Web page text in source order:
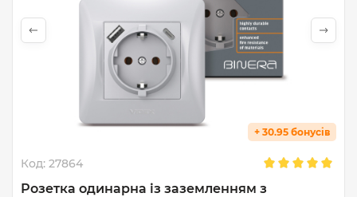
+ 30.95 бонусів
Код: 27864
Розетка одинарна із заземленням з